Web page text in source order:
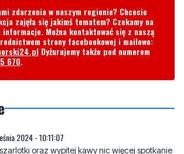
Dyżurujemy także pod numerem
670.
oraz wypitej kawy nic więcej spotkanie
Odpowiedz na komentarz